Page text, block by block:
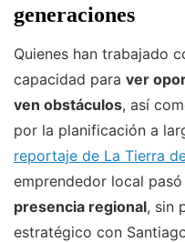
generaciones
Quienes han trabajado
capacidad para ver
ven obstáculos, así
por la planificación a
reportaje de La Tierra
emprendedor local
presencia regional, sin
estratégico con